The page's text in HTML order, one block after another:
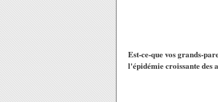
Est-ce-que vos grands-
l'épidémie croissante des